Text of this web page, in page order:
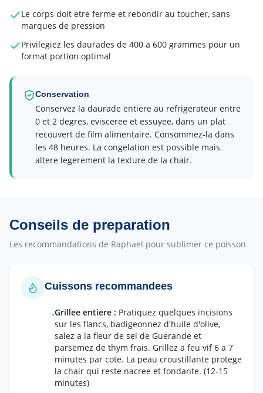
Le corps doit etre ferme et rebondir au toucher, sans
marques de pression
Privilegiez les daurades de 400 a 600 grammes pour un
format portion optimal
Conservation
Conservez la daurade entiere au refrigerateur entre
0 et 2 degres, evisceree et essuyee, dans un plat
recouvert de film alimentaire. Consommez-la dans
les 48 heures. La congelation est possible mais
altere legerement la texture de la chair.
Conseils de preparation
Les recommandations de Raphael pour sublimer ce poisson
Cuissons recommandees
•Grillee entiere : Pratiquez quelques incisions
sur les flancs, badigeonnez d'huile d'olive,
salez a la fleur de sel de Guerande et
parsemez de thym frais. Grillez a feu vif 6 a 7
minutes par cote. La peau croustillante protege
la chair qui reste nacree et fondante. (12-15
minutes)